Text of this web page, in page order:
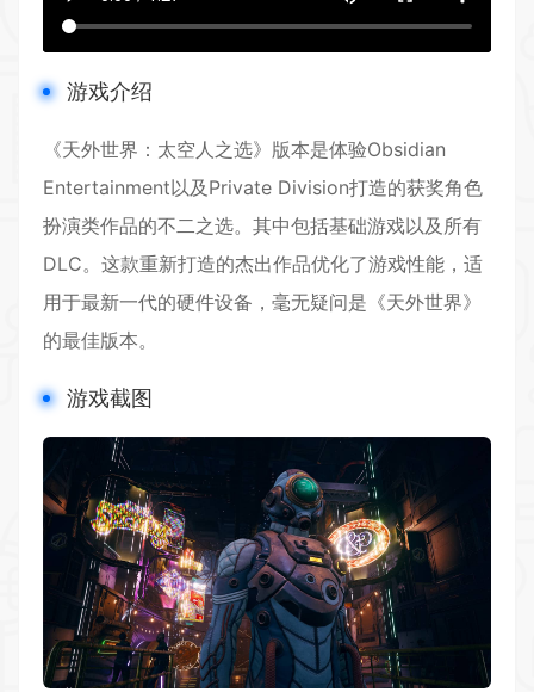
游戏介绍
《天外世界：太空人之选》版本是体验Obsidian
Entertainment以及Private Division打造的获奖角色
扮演类作品的不二之选。其中包括基础游戏以及所有
DLC。这款重新打造的杰出作品优化了游戏性能，适
用于最新一代的硬件设备，毫无疑问是《天外世界》
的最佳版本。
游戏截图